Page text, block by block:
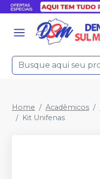
Home Acadêmicos
Kit Unifenas